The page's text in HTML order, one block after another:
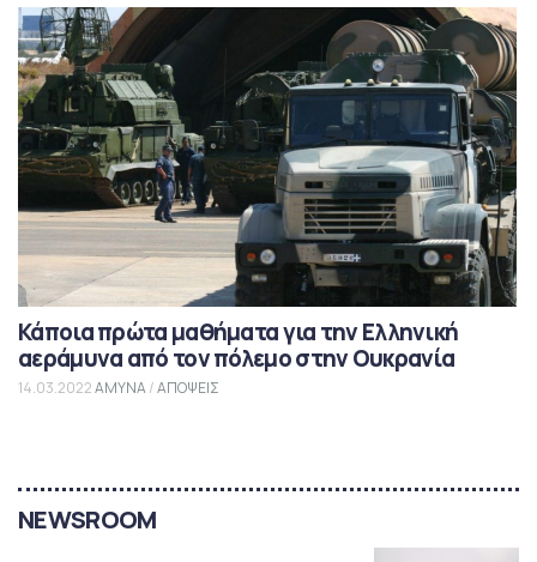
Κάποια πρώτα μαθήματα για την Ελληνική
αεράμυνα από τον πόλεμο στην Ουκρανία
14.03.2022ΑΜΥΝΑ/ΑΠΟΨΕΙΣ
NEWSROOM